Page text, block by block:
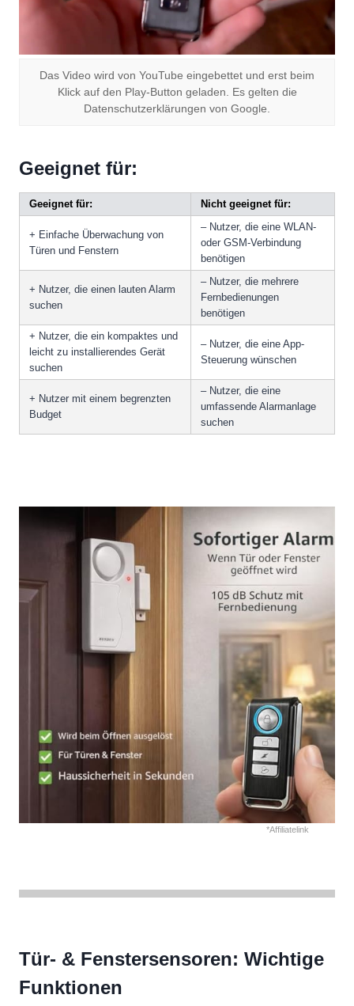
Das Video wird von YouTube eingebettet und erst beim
Klick auf den Play-Button geladen. Es gelten die
Datenschutzerklärungen von Google.
Geeignet für:
Geeignet für: Nicht geeignet für:
+ Einfache Überwachung von
Türen und Fenstern
– Nutzer, die eine WLAN-
oder GSM-Verbindung
benötigen
+ Nutzer, die einen lauten Alarm
suchen
– Nutzer, die mehrere
Fernbedienungen
benötigen
+ Nutzer, die ein kompaktes und
leicht zu installierendes Gerät
suchen
– Nutzer, die eine App-
Steuerung wünschen
+ Nutzer mit einem begrenzten
Budget
– Nutzer, die eine
umfassende Alarmanlage
suchen
*Affiliatelink
Tür- & Fenstersensoren: Wichtige
Funktionen